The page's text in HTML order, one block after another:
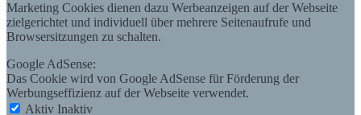
Marketing Cookies dienen dazu Werbeanzeigen auf der Webseite
zielgerichtet und individuell über mehrere Seitenaufrufe und
Browsersitzungen zu schalten.
Google AdSense:
Das Cookie wird von Google AdSense für Förderung der
Werbungseffizienz auf der Webseite verwendet.
Aktiv Inaktiv